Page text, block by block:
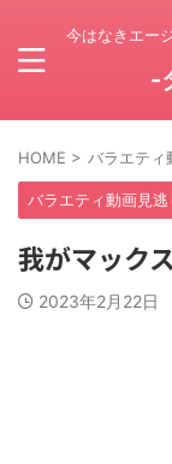
今はなきエー
-
HOME > バラエティ
バラエティ動画見
我がマック
2023年2月22日